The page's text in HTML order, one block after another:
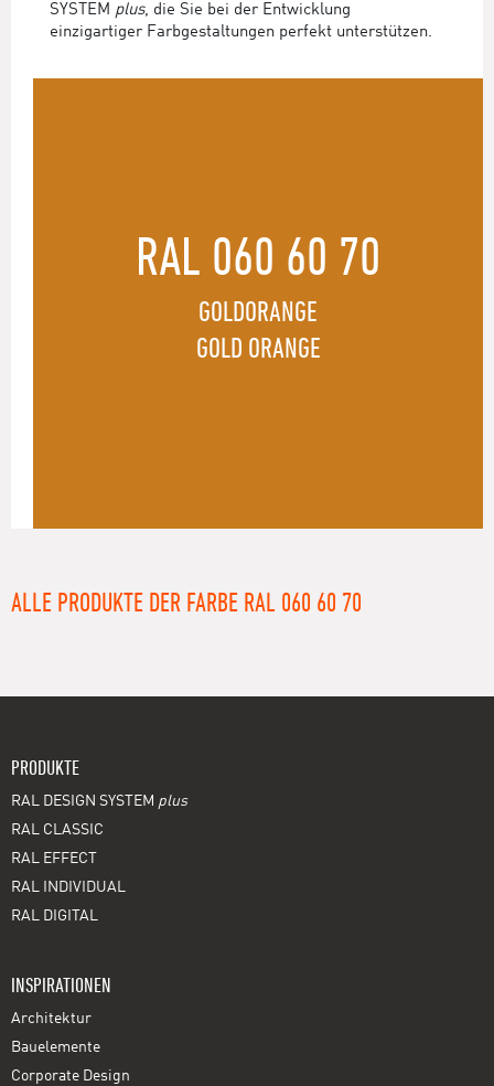
SYSTEM plus, die Sie bei der Entwicklung
einzigartiger Farbgestaltungen perfekt unterstützen.
RAL 060 60 70
GOLDORANGE
GOLD ORANGE
ALLE PRODUKTE DER FARBE RAL 060 60 70
PRODUKTE
RAL DESIGN SYSTEM plus
RAL CLASSIC
RAL EFFECT
RAL INDIVIDUAL
RAL DIGITAL
INSPIRATIONEN
Architektur
Bauelemente
Corporate Design